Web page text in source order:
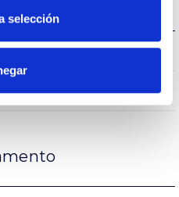
selección
(L70B50>)15.000h
15000